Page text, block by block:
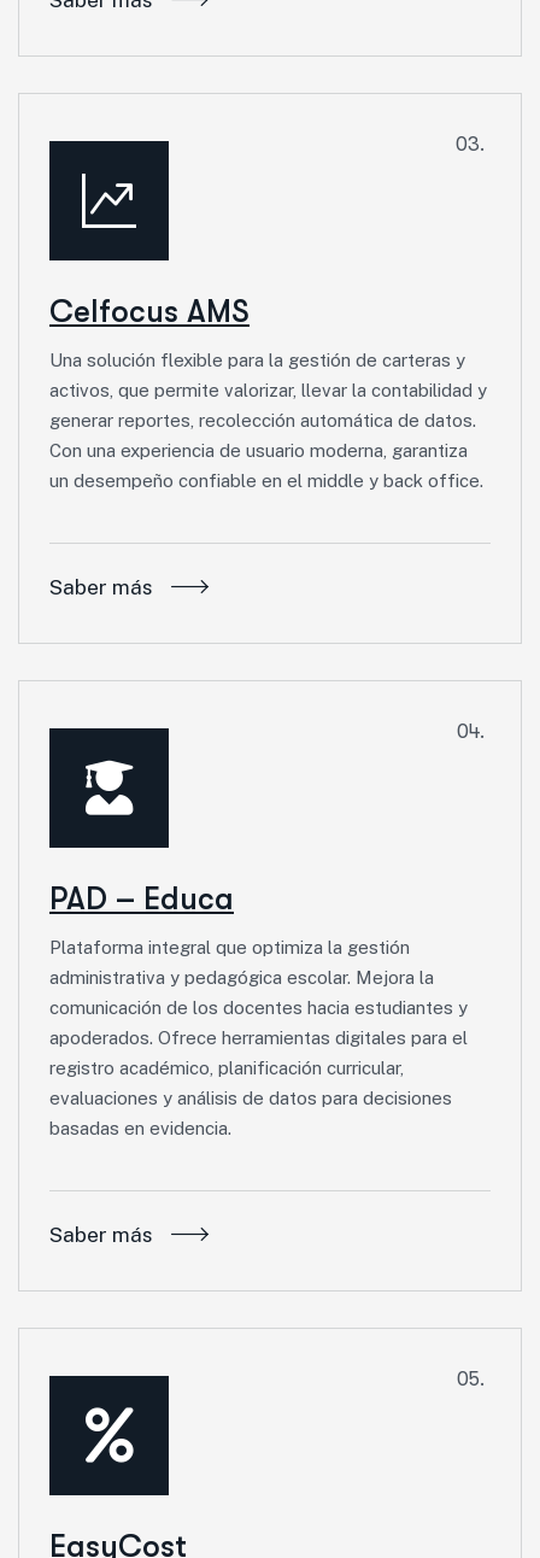
03.
Celfocus AMS
Una solución flexible para la gestión de carteras y
activos, que permite valorizar, llevar la contabilidad y
generar reportes, recolección automática de datos.
Con una experiencia de usuario moderna, garantiza
un desempeño confiable en el middle y back office.
Saber más
04.
PAD – Educa
Plataforma integral que optimiza la gestión
administrativa y pedagógica escolar. Mejora la
comunicación de los docentes hacia estudiantes y
apoderados. Ofrece herramientas digitales para el
registro académico, planificación curricular,
evaluaciones y análisis de datos para decisiones
basadas en evidencia.
Saber más
05.
EasyCost